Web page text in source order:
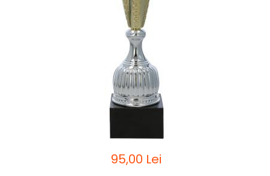
Alte ramuri sportive
95,00 Lei